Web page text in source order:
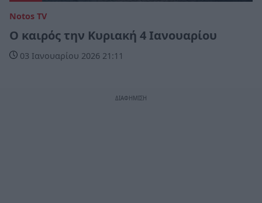
Notos TV
Ο καιρός την Κυριακή 4 Ιανουαρίου
03 Ιανουαρίου 2026 21:11